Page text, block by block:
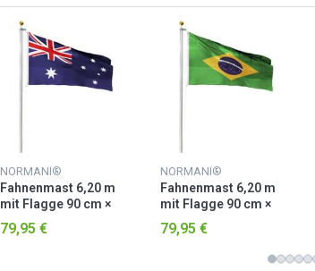
NORMANI®
Fahnenmast 6,20 m
mit Flagge 90 cm ×
150 cm Australien
79,95 €
NORMANI®
Fahnenmast 6,20 m
mit Flagge 90 cm ×
150 cm Brasilien
79,95 €